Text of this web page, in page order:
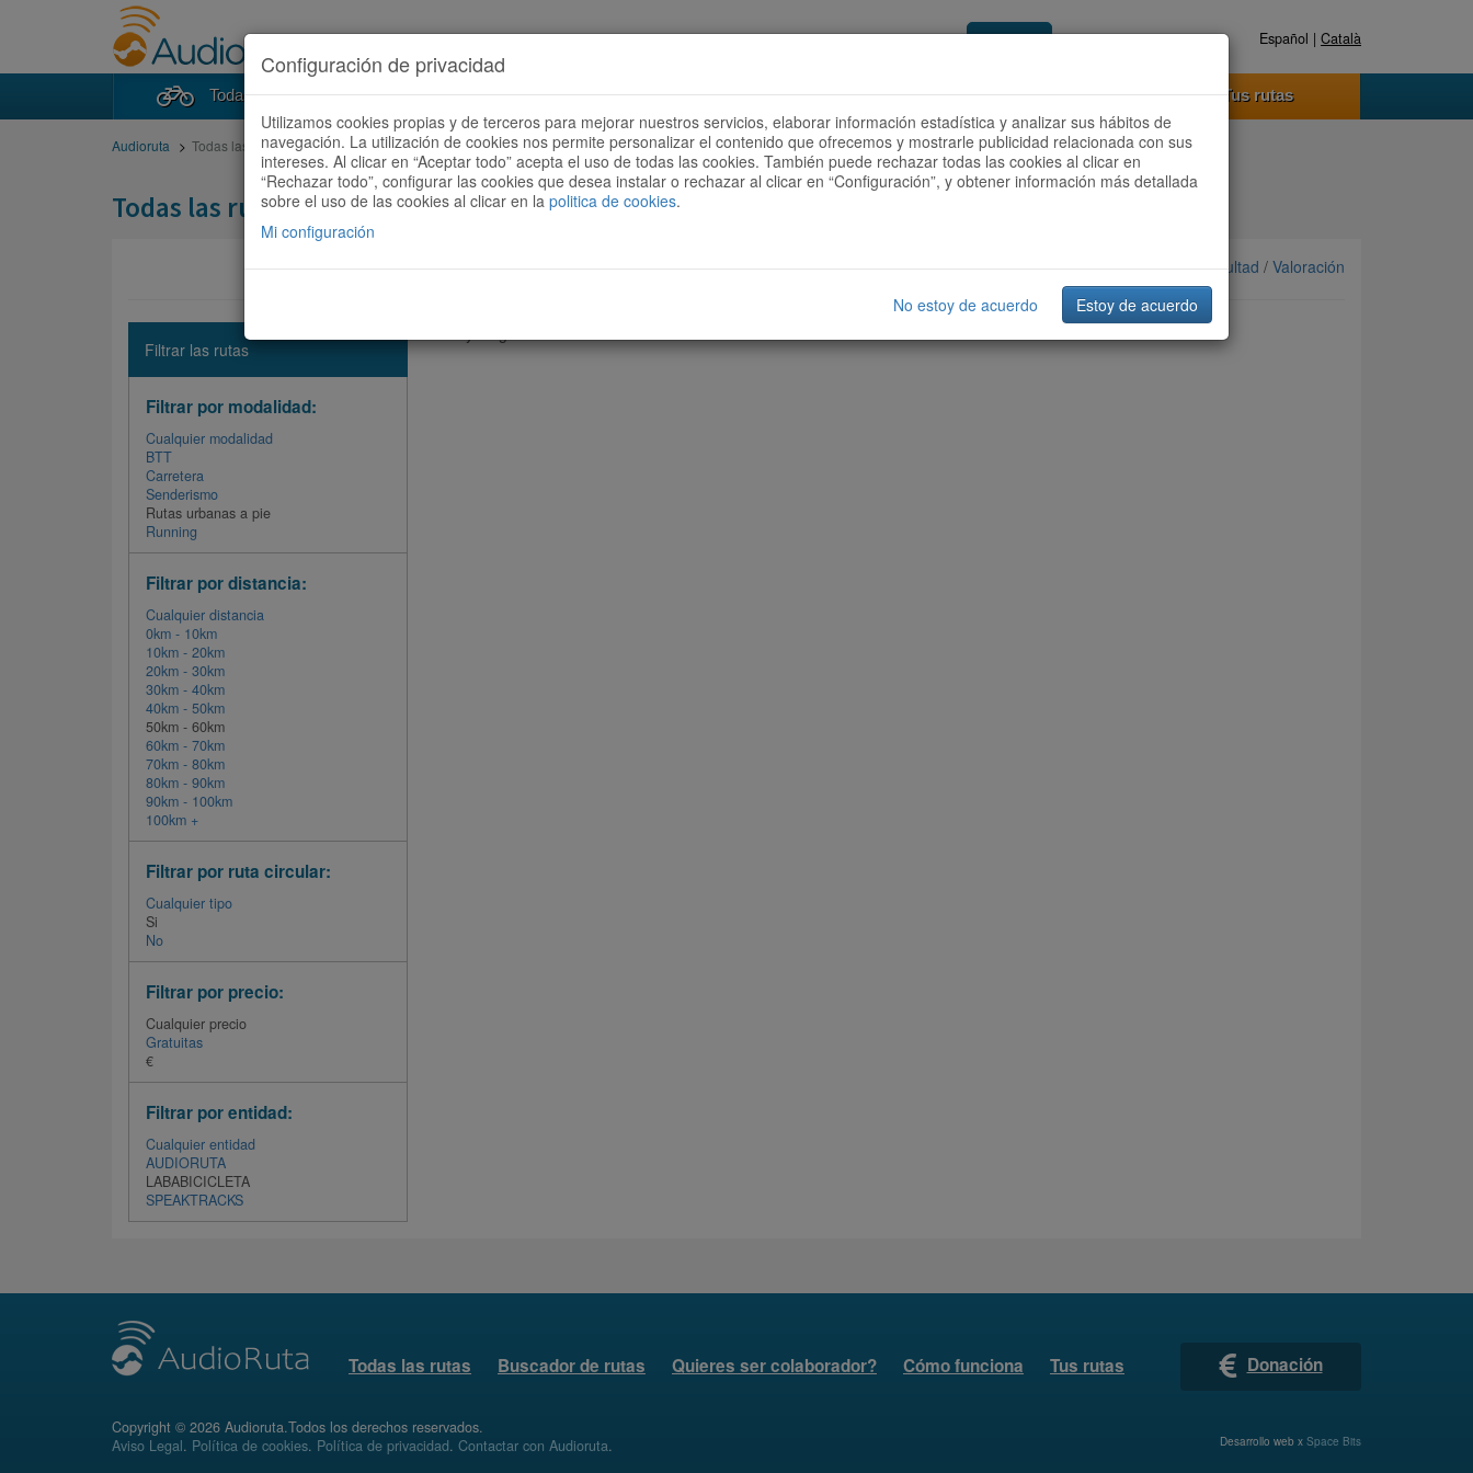
Acceder Registrate ahora Español | Català
Todas las rutas Buscador de rutas Quieres ser colaborador? Cómo funciona Tus rutas
Audioruta Todas las rutas
Todas las rutas
Ordenar por: Más recientes /Dificultad / Valoración
Filtrar las rutas
Filtrar por modalidad:
Cualquier modalidad
BTT
Carretera
Senderismo
Rutas urbanas a pie
Running
Filtrar por distancia:
Cualquier distancia
0km - 10km
10km - 20km
20km - 30km
30km - 40km
40km - 50km
50km - 60km
60km - 70km
70km - 80km
80km - 90km
90km - 100km
100km +
Filtrar por ruta circular:
Cualquier tipo
Si
No
Filtrar por precio:
Cualquier precio
Gratuitas
€
Filtrar por entidad:
Cualquier entidad
AUDIORUTA
LABABICICLETA
SPEAKTRACKS
Todas las rutas Buscador de rutas Quieres ser colaborador? Cómo funciona Tus rutas Donación
Copyright © 2026 Audioruta.Todos los derechos reservados.
Aviso Legal. Política de cookies. Política de privacidad. Contactar con Audioruta. Desarrollo web x Space Bits
Configuración de privacidad
Utilizamos cookies propias y de terceros para mejorar nuestros servicios, elaborar información estadística y analizar sus hábitos de
navegación. La utilización de cookies nos permite personalizar el contenido que ofrecemos y mostrarle publicidad relacionada con sus
intereses. Al clicar en “Aceptar todo” acepta el uso de todas las cookies. También puede rechazar todas las cookies al clicar en
“Rechazar todo”, configurar las cookies que desea instalar o rechazar al clicar en “Configuración”, y obtener información más detallada
sobre el uso de las cookies al clicar en la politica de cookies.
Mi configuración
No estoy de acuerdo Estoy de acuerdo